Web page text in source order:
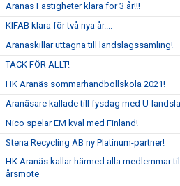
Aranäs Fastigheter klara för 3 år!!!
KIFAB klara för två nya år....
Aranäskillar uttagna till landslagssamling!
TACK FÖR ALLT!
HK Aranäs sommarhandbollskola 2021!
Aranäsare kallade till fysdag med U-
Nico spelar EM kval med Finland!
Stena Recycling AB ny Platinum-partner!
HK Aranäs kallar härmed alla medlemmar
årsmöte